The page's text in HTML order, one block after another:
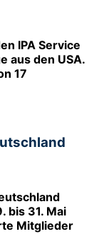
IPA Service
aus den USA.
17
bis 31. Mai
Mitglieder